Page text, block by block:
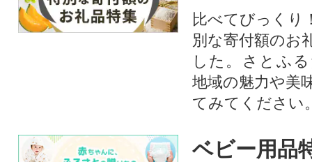
比べてびっくり
別な寄付額のお
した。さとふ
地域の魅力や美
てみてください
ベビー用品